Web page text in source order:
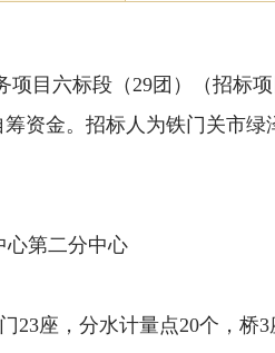
项目六标段（29团）（招标
筹资金。招标人为铁门关市
心第二分中心
23座，分水计量点20个，桥3